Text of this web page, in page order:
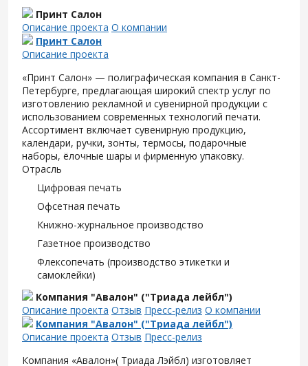
Принт Салон
Описание проекта О компании
Принт Салон
Описание проекта
«Принт Салон» — полиграфическая компания в Санкт-
Петербурге, предлагающая широкий спектр услуг по
изготовлению рекламной и сувенирной продукции с
использованием современных технологий печати.
Ассортимент включает сувенирную продукцию,
календари, ручки, зонты, термосы, подарочные
наборы, ёлочные шары и фирменную упаковку.
Отрасль
Цифровая печать
Офсетная печать
Книжно-журнальное производство
Газетное производство
Флексопечать (производство этикетки и
самоклейки)
Компания "Авалон" ("Триада лейбл")
Описание проекта Отзыв Пресс-релиз О компании
Компания "Авалон" ("Триада лейбл")
Описание проекта Отзыв Пресс-релиз
Компания «Авалон»( Триада Лэйбл) изготовляет